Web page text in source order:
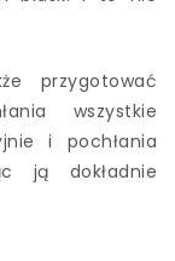
przygotować
wszystkie
i pochłania
ją dokładnie